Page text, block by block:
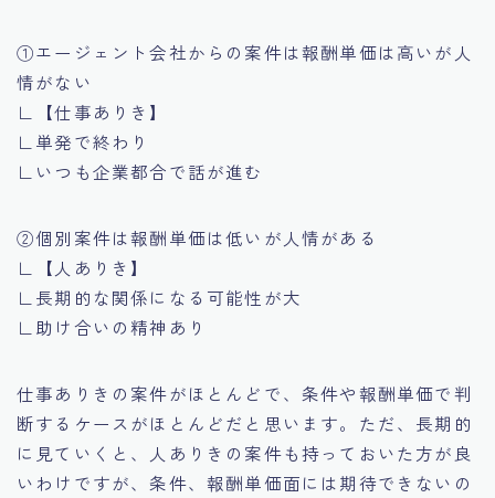
①エージェント会社からの案件は報酬単価は高いが人
情がない
∟【仕事ありき】
∟単発で終わり
∟いつも企業都合で話が進む
②個別案件は報酬単価は低いが人情がある
∟【人ありき】
∟長期的な関係になる可能性が大
∟助け合いの精神あり
仕事ありきの案件がほとんどで、条件や報酬単価で判
断するケースがほとんどだと思います。ただ、長期的
に見ていくと、人ありきの案件も持っておいた方が良
いわけですが、条件、報酬単価面には期待できないの